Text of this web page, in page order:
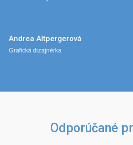
Andrea Altpergerová
Grafická dizajnérka
Odporúčané